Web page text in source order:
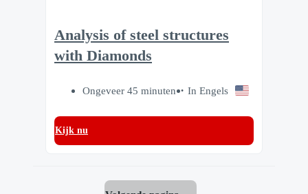
Analysis of steel structures
with Diamonds
Ongeveer 45 minuten In Engels
Kijk nu